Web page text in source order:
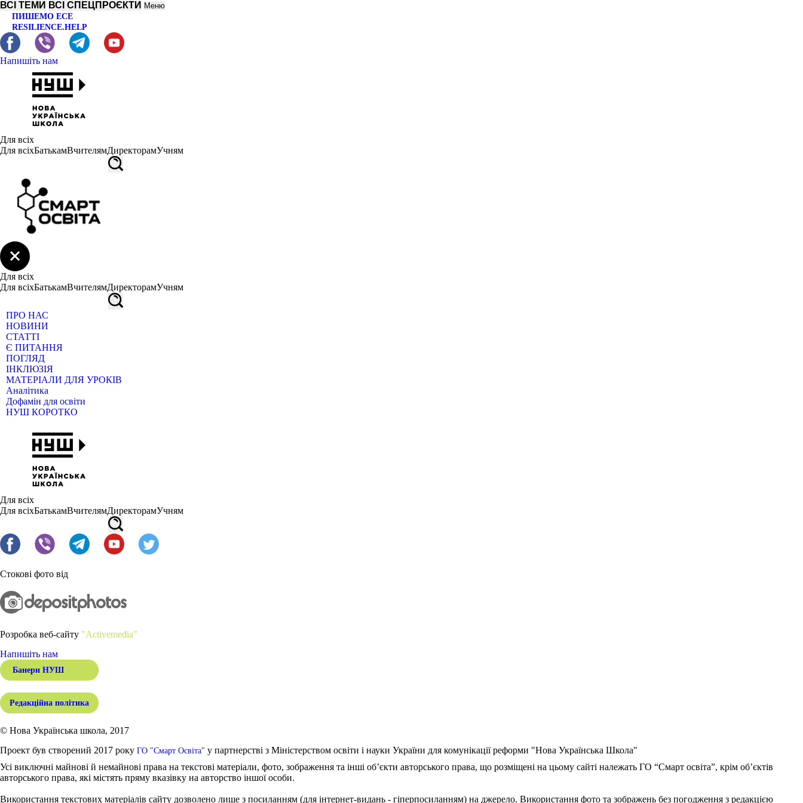
ВСІ ТЕМИ ВСІ СПЕЦПРОЄКТИ Меню
ПИШЕМО ЕСЕ
RESILIENCE.HELP
Напишіть нам
Для всіх
Для всіхБатькамВчителямДиректорамУчням
Для всіх
Для всіхБатькамВчителямДиректорамУчням
ПРО НАС
НОВИНИ
СТАТТІ
Є ПИТАННЯ
ПОГЛЯД
ІНКЛЮЗІЯ
МАТЕРІАЛИ ДЛЯ УРОКІВ
Аналітика
Дофамін для освіти
НУШ КОРОТКО
Для всіх
Для всіхБатькамВчителямДиректорамУчням
Стокові фото від
Розробка веб-сайту "Activemedia"
Напишіть нам
Банери НУШ
Редакційна політика
© Нова Українська школа, 2017
Проект був створений 2017 року ГО "Смарт Освіта" у партнерстві з Міністерством освіти і науки України для комунікації реформи "Нова Українська Школа"
Усі виключні майнові й немайнові права на текстові матеріали, фото, зображення та інші об’єкти авторського права, що розміщені на цьому сайті належать ГО “Смарт освіта”, крім об’єктів
авторського права, які містять пряму вказівку на авторство іншої особи.
Використання текстових матеріалів сайту дозволено лише з посиланням (для інтернет-видань - гіперпосиланням) на джерело. Використання фото та зображень без погодження з редакцією